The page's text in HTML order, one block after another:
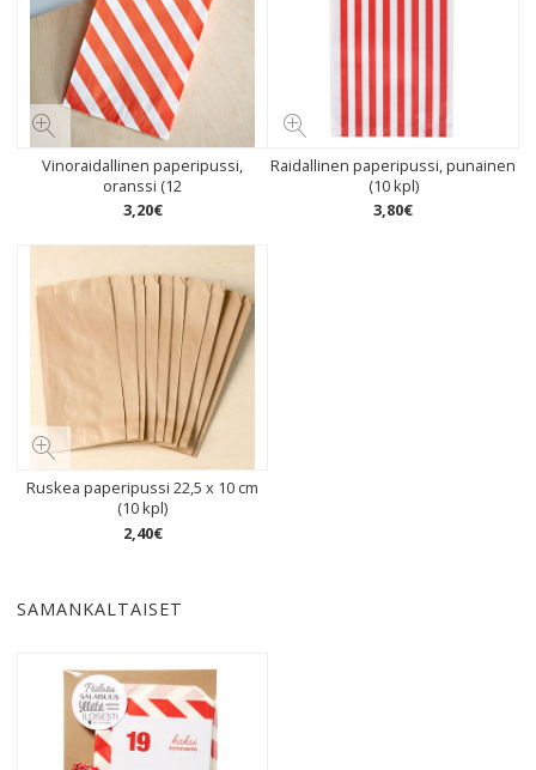
Vinoraidallinen paperipussi,
oranssi (12
3,20€
Raidallinen paperipussi, punainen
(10 kpl)
3,80€
Ruskea paperipussi 22,5 x 10 cm
(10 kpl)
2,40€
SAMANKALTAISET